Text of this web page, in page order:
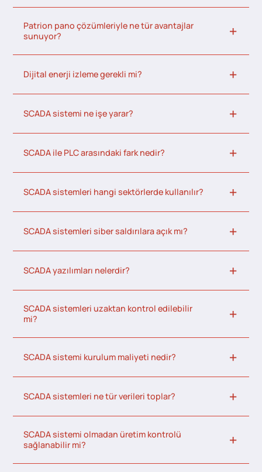
Patrion pano çözümleriyle ne tür avantajlar
sunuyor?
Dijital enerji izleme gerekli mi?
SCADA sistemi ne işe yarar?
SCADA ile PLC arasındaki fark nedir?
SCADA sistemleri hangi sektörlerde kullanılır?
SCADA sistemleri siber saldırılara açık mı?
SCADA yazılımları nelerdir?
SCADA sistemleri uzaktan kontrol edilebilir
mi?
SCADA sistemi kurulum maliyeti nedir?
SCADA sistemleri ne tür verileri toplar?
SCADA sistemi olmadan üretim kontrolü
sağlanabilir mi?